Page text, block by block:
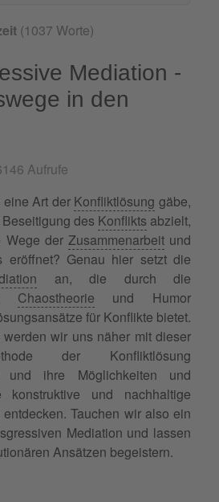
(1037 Worte)
Mediation -
in den
Aufrufe
Art der Konfliktlösung gäbe,
des Konflikts abzielt,
Wege der Zusammenarbeitund
eröffnet? Genau hier setzt die
an, die durch die
Chaostheorie und Humor
für Konflikte bietet.
wir uns näher mit dieser
der Konfliktlösung
und ihre Möglichkeiten und
und nachhaltige
entdecken. Tauchen wir also ein
Mediation und lassen
Ansätzen begeistern.